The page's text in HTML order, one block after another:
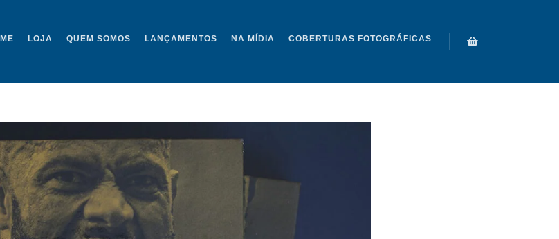
LOJA QUEM SOMOS LANÇAMENTOS NA MÍDIA COBERTURAS FOTOGRÁFICAS